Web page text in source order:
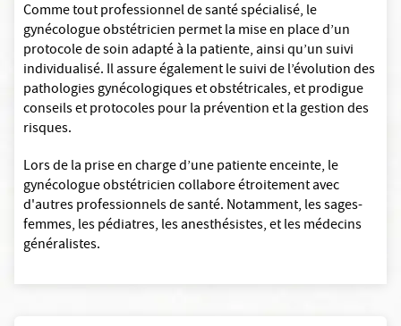
Comme tout professionnel de santé spécialisé, le
gynécologue obstétricien permet la mise en place d’un
protocole de soin adapté à la patiente, ainsi qu’un suivi
individualisé. Il assure également le suivi de l’évolution des
pathologies gynécologiques et obstétricales, et prodigue
conseils et protocoles pour la prévention et la gestion des
risques.
Lors de la prise en charge d’une patiente enceinte, le
gynécologue obstétricien collabore étroitement avec
d'autres professionnels de santé. Notamment, les sages-
femmes, les pédiatres, les anesthésistes, et les médecins
généralistes.